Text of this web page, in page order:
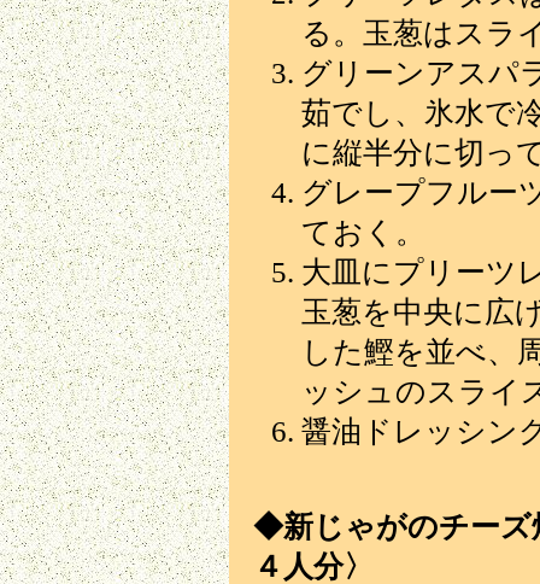
る。玉葱はスラ
グリーンアスパ
茹でし、氷水で
に縦半分に切っ
グレープフルー
ておく。
大皿にプリーツ
玉葱を中央に広
した鰹を並べ、
ッシュのスライ
醤油ドレッシン
◆新じゃがのチーズ
４人分〉